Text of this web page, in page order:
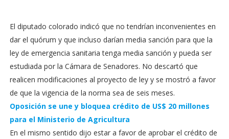
El diputado colorado indicó que no tendrían inconvenientes en
dar el quórum y que incluso darían media sanción para que la
ley de emergencia sanitaria tenga media sanción y pueda ser
estudiada por la Cámara de Senadores. No descartó que
realicen modificaciones al proyecto de ley y se mostró a favor
de que la vigencia de la norma sea de seis meses.
Oposición se une y bloquea crédito de US$ 20 millones
para el Ministerio de Agricultura
En el mismo sentido dijo estar a favor de aprobar el crédito de